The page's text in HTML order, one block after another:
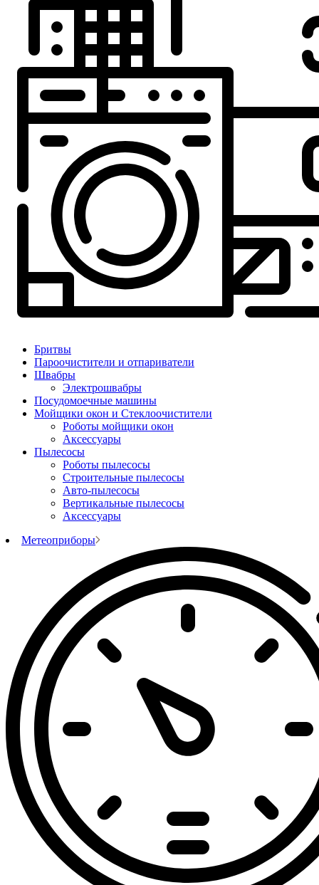
Бритвы
Пароочистители и отпариватели
Швабры
Электрошвабры
Посудомоечные машины
Мойщики окон и Стеклоочистители
Роботы мойщики окон
Аксессуары
Пылесосы
Роботы пылесосы
Строительные пылесосы
Авто-пылесосы
Вертикальные пылесосы
Аксессуары
Метеоприборы